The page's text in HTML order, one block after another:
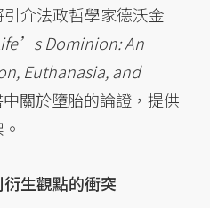
介法政哲學家德沃金
Dominion: An
Euthanasia, and
關於墮胎的論證，提供
生觀點的衝突